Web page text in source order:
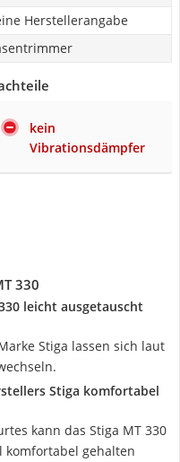
Herstellerangabe
kein
Vibrationsdämpfer
330
leicht ausgetauscht
Stiga lassen sich laut
Stiga komfortabel
kann das Stiga MT 330
komfortabel gehalten